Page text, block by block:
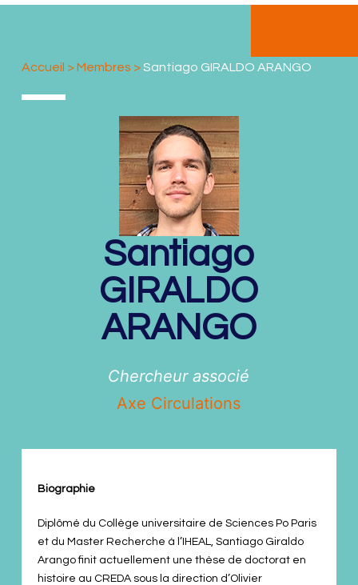
Accueil >Membres >Santiago GIRALDO ARANGO
Santiago
GIRALDO
ARANGO
Chercheur associé
Axe Circulations
Biographie
Diplômé du Collège universitaire de Sciences Po Paris
et du Master Recherche à l’IHEAL, Santiago Giraldo
Arango finit actuellement une thèse de doctorat en
histoire au CREDA sous la direction d’Olivier